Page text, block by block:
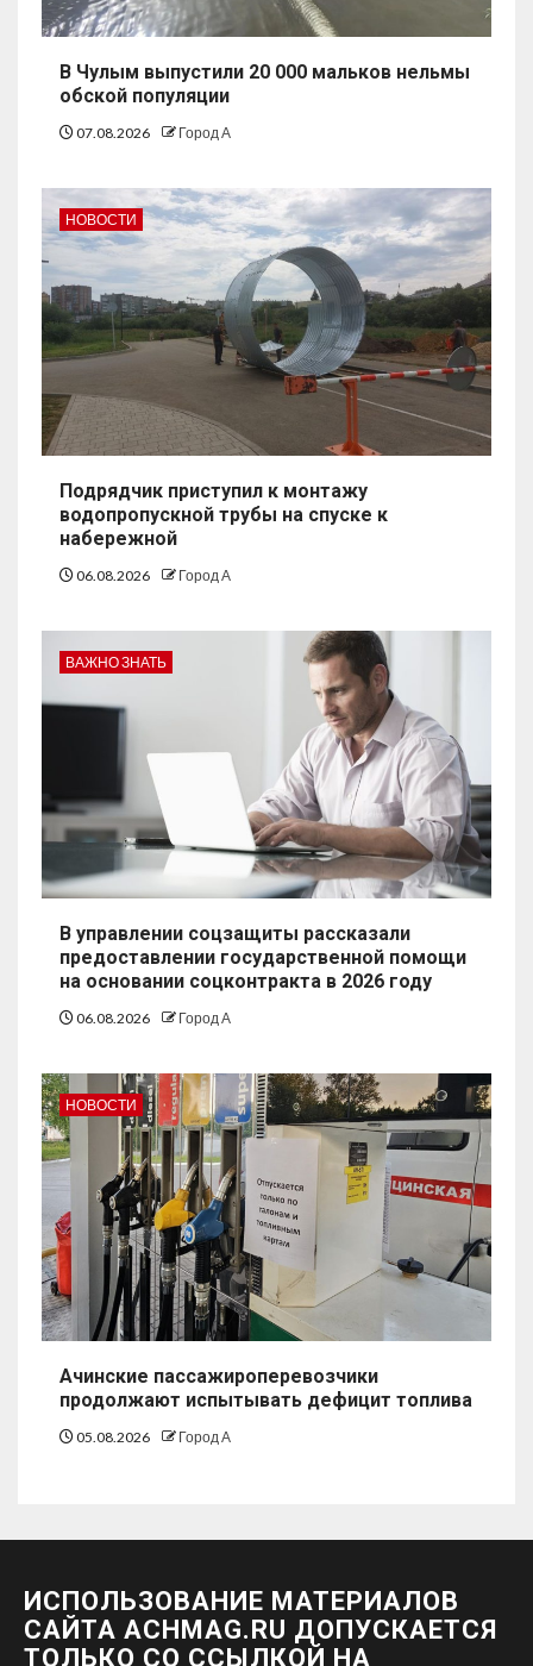
В Чулым выпустили 20 000 мальков нельмы
обской популяции
07.08.2026 Город А
НОВОСТИ
Подрядчик приступил к монтажу
водопропускной трубы на спуске к
набережной
06.08.2026 Город А
ВАЖНО ЗНАТЬ
В управлении соцзащиты рассказали
предоставлении государственной помощи
на основании соцконтракта в 2026 году
06.08.2026 Город А
НОВОСТИ
Ачинские пассажироперевозчики
продолжают испытывать дефицит топлива
05.08.2026 Город А
ИСПОЛЬЗОВАНИЕ МАТЕРИАЛОВ
САЙТА ACHMAG.RU ДОПУСКАЕТСЯ
ТОЛЬКО СО ССЫЛКОЙ НА